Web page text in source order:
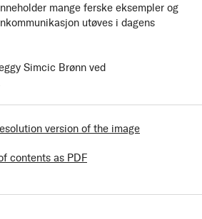
mange ferske eksempler og
utøves i dagens
Simcic Brønn ved
version of the image
contents as PDF